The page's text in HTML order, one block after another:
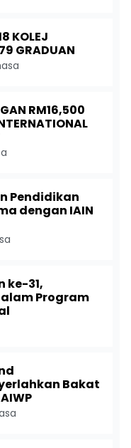
KOLEJ
GRADUAN
RM16,500
Pendidikan
dengan IAIN
ke-31,
Program
Bakat